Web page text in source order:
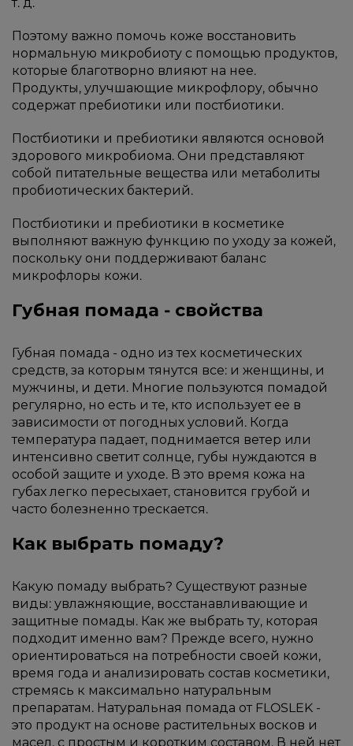
Поэтому важно помочь коже восстановить
нормальную микробиоту с помощью продуктов,
которые благотворно влияют на нее.
Продукты, улучшающие микрофлору, обычно
содержат пребиотики или постбиотики.
Постбиотики и пребиотики являются основой
здорового микробиома. Они представляют
собой питательные вещества или метаболиты
пробиотических бактерий.
Постбиотики и пребиотики в косметике
выполняют важную функцию по уходу за кожей,
поскольку они поддерживают баланс
микрофлоры кожи.
Губная помада - свойства
Губная помада - одно из тех косметических
средств, за которым тянутся все: и женщины, и
мужчины, и дети. Многие пользуются помадой
регулярно, но есть и те, кто использует ее в
зависимости от погодных условий. Когда
температура падает, поднимается ветер или
интенсивно светит солнце, губы нуждаются в
особой защите и уходе. В это время кожа на
губах легко пересыхает, становится грубой и
часто болезненно трескается.
Как выбрать помаду?
Какую помаду выбрать? Существуют разные
виды: увлажняющие, восстанавливающие и
защитные помады. Как же выбрать ту, которая
подходит именно вам? Прежде всего, нужно
ориентироваться на потребности своей кожи,
время года и анализировать состав косметики,
стремясь к максимально натуральным
препаратам. Натуральная помада от FLOSLEK -
это продукт на основе растительных восков и
масел, с простым и коротким составом. В ней нет